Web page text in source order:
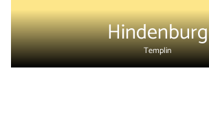
Hindenburg
Templin